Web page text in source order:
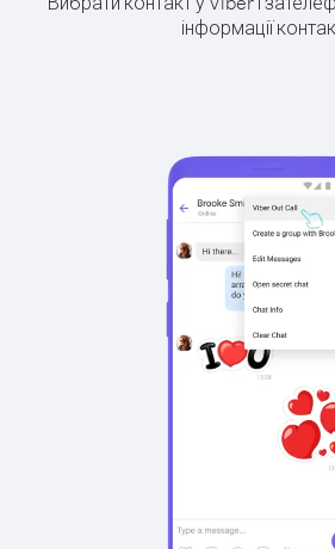
інформації